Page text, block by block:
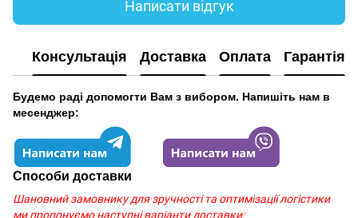
Написати відгук
Консультація Доставка Оплата Гарантія
Будемо раді допомогти Вам з вибором. Напишіть нам в
месенджер:
Способи доставки
Шановний замовнику для зручності та оптимізації логістики
ми пропонуємо наступні варіанти доставки: